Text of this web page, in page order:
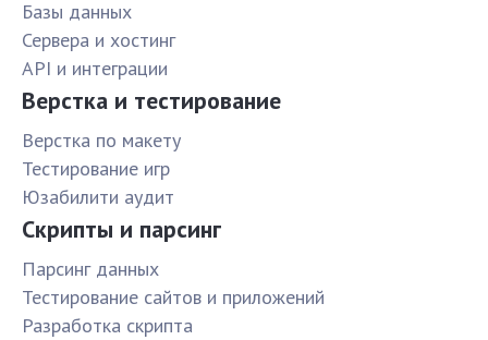
Базы данных
Сервера и хостинг
API и интеграции
Верстка и тестирование
Верстка по макету
Тестирование игр
Юзабилити аудит
Скрипты и парсинг
Парсинг данных
Тестирование сайтов и приложений
Разработка скрипта